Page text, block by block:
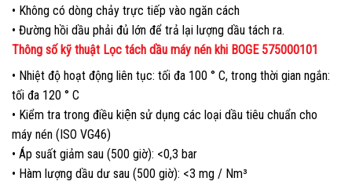
• Không có dòng chảy trực tiếp vào ngăn cách
• Đường hồi dầu phải đủ lớn để trả lại lượng dầu tách ra.
Thông số kỹ thuật Lọc tách dầu máy nén khi BOGE 575000101
• Nhiệt độ hoạt động liên tục: tối đa 100 ° C, trong thời gian ngắn:
tối đa 120 ° C
• Kiểm tra trong điều kiện sử dụng các loại dầu tiêu chuẩn cho
máy nén (ISO VG46)
• Áp suất giảm sau (500 giờ): <0,3 bar
• Hàm lượng dầu dư sau (500 giờ): <3 mg / Nm³